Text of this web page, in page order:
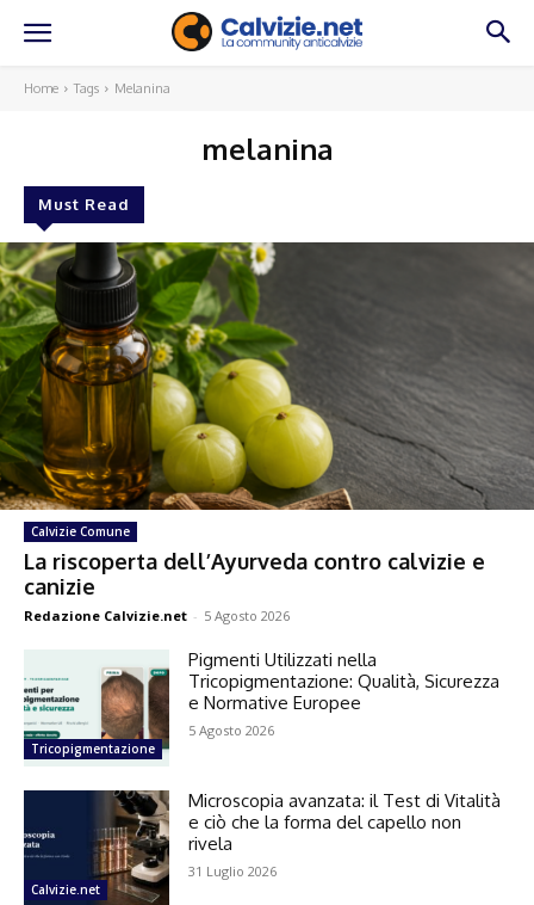
Home Tags Melanina
melanina
Must Read
Calvizie Comune
La riscoperta dell’Ayurveda contro calvizie e
canizie
Redazione Calvizie.net - 5 Agosto 2026
Tricopigmentazione
Pigmenti Utilizzati nella
Tricopigmentazione: Qualità, Sicurezza
e Normative Europee
5 Agosto 2026
Calvizie.net
Microscopia avanzata: il Test di Vitalità
e ciò che la forma del capello non
rivela
31 Luglio 2026